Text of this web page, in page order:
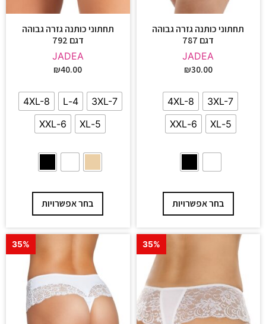
תחתוני כותנה גזרה גבוהה
דגם 787
JADEA
₪30.00
3XL-7
4XL-8
5-XL
6-XXL
בחר אפשרויות
תחתוני כותנה גזרה גבוהה
דגם 792
JADEA
₪40.00
3XL-7
4-L
4XL-8
5-XL
6-XXL
בחר אפשרויות
35%
35%